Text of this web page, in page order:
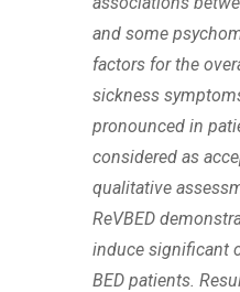
and some
factors for the
sickness
pronounced in
considered as
qualitative
ReVBED
induce significant
BED patients.